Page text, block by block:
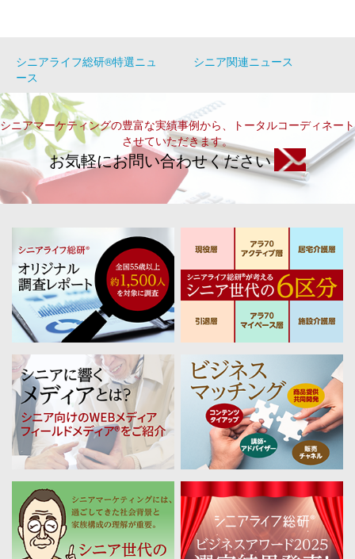
シニアライフ総研®特選ニュ
ース
シニア関連ニュース
シニアマーケティングの豊富な実績事例から、トータルコーディネート
させていただきます。
お気軽にお問い合わせください